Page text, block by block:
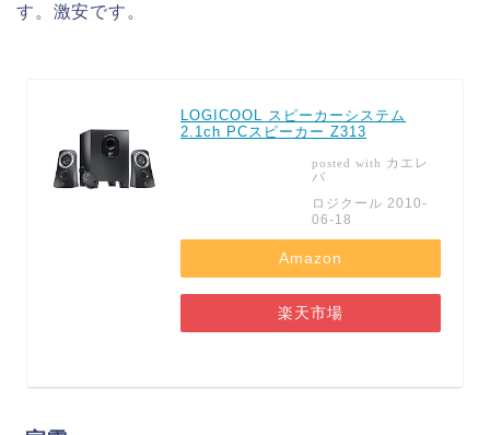
す。激安です。
LOGICOOL スピーカーシステム
2.1ch PCスピーカー Z313
posted with カエレ
バ
ロジクール 2010-
06-18
Amazon
楽天市場